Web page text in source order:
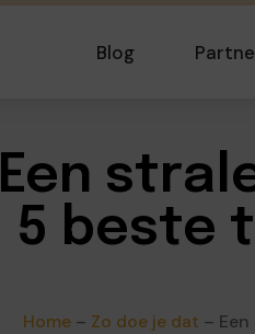
Blog
Een
5 beste
Home – Zo doe je dat –